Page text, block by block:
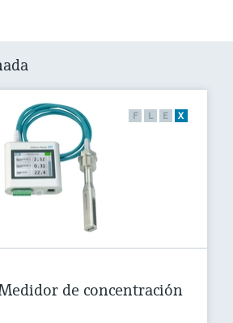
F L E X
de concentración